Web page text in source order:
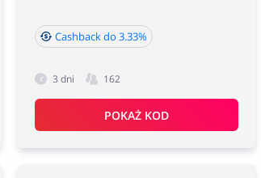
Cashback do 3.33%
3 dni 162
POKAŻ KOD